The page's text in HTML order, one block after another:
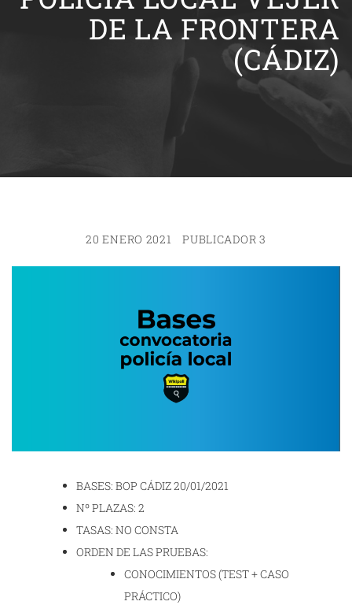
DE LA FRONTERA
(CÁDIZ)
20 ENERO 2021 PUBLICADOR 3
BASES: BOP CÁDIZ 20/01/2021
Nº PLAZAS: 2
TASAS: NO CONSTA
ORDEN DE LAS PRUEBAS:
CONOCIMIENTOS (TEST + CASO
PRÁCTICO)